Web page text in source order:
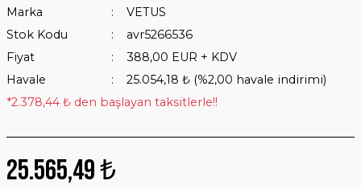
Marka
VETUS
Stok Kodu
avr5266536
Fiyat
388,00 EUR + KDV
Havale
25.054,18 ₺ (%2,00 havale indirimi)
*2.378,44 ₺ den başlayan taksitlerle!!
25.565,49 ₺